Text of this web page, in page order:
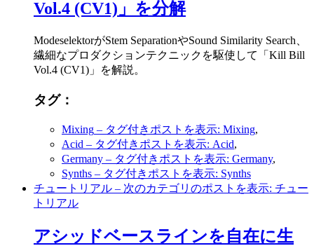
Vol.4 (CV1)」を分解
ModeselektorがStem SeparationやSound Similarity Search、
繊細なプロダクションテクニックを駆使して「Kill Bill
Vol.4 (CV1)」を解説。
タグ：
Mixing – タグ付きポストを表示: Mixing,
Acid – タグ付きポストを表示: Acid,
Germany – タグ付きポストを表示: Germany,
Synths – タグ付きポストを表示: Synths
チュートリアル – 次のカテゴリのポストを表示: チュー
トリアル
アシッドベースラインを自在に生